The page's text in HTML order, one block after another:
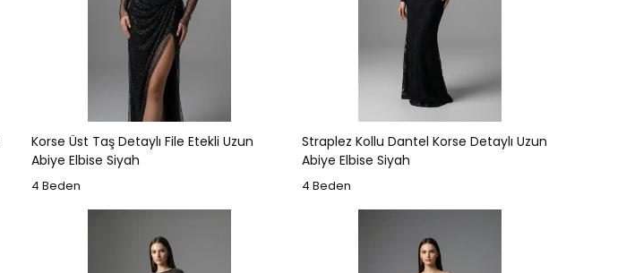
Korse Üst Taş Detaylı File Etekli Uzun
Abiye Elbise Siyah
4 Beden
Straplez Kollu Dantel Korse Detaylı Uzun
Abiye Elbise Siyah
4 Beden